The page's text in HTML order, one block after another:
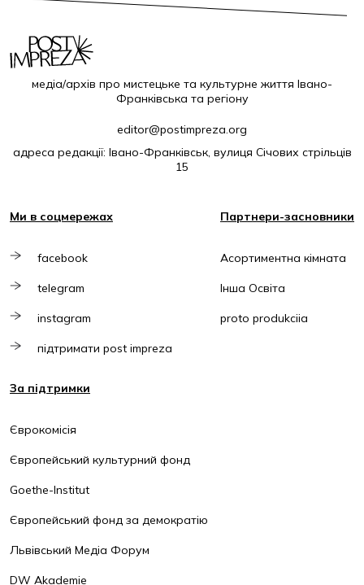
медіа/архів про мистецьке та культурне життя Івано-
Франківська та регіону
editor@postimpreza.org
адреса редакції: Івано-Франківськ, вулиця Січових стрільців
15
Ми в соцмережах
facebook
telegram
instagram
підтримати post impreza
Партнери-засновники
Асортиментна кімната
Інша Освіта
proto produkciia
За підтримки
Єврокомісія
Європейський культурний фонд
Goethe-Institut
Європейський фонд за демократію
Львівський Медіа Форум
DW Akademie